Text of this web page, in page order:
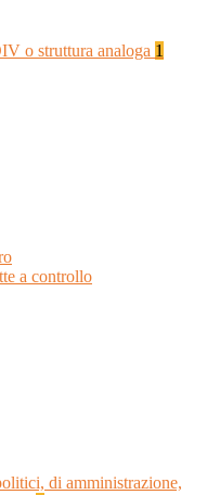
o struttura analoga 1
a controllo
di amministrazione,